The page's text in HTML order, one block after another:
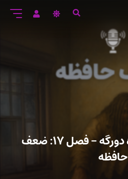
لوموس: شاهزاده دورگه – فصل ۱۷: ضعف
حافظه